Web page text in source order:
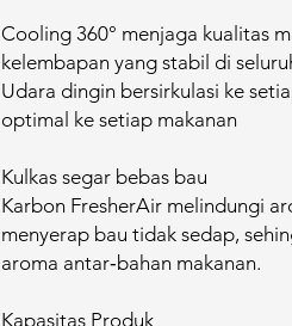
Cooling 360° menjaga kualitas
kelembapan yang stabil di
Udara dingin bersirkulasi ke
optimal ke setiap makanan
Kulkas segar bebas bau
Karbon FresherAir melindungi
menyerap bau tidak sedap,
aroma antar‑bahan makanan.
Kapasitas Produk